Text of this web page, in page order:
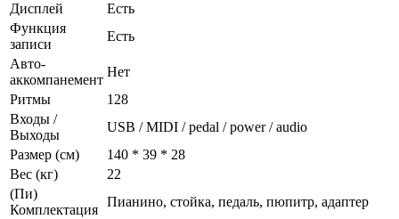
Дисплей
Есть
Функция
записи
Есть
Авто-
аккомпанемент
Нет
Ритмы
128
Входы /
Выходы
USB / MIDI / pedal / power / audio
Размер (см)
140 * 39 * 28
Вес (кг)
22
(Пи)
Комплектация
Пианино, стойка, педаль, пюпитр, адаптер